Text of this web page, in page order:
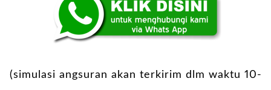
(simulasi angsuran akan terkirim dlm waktu 10-